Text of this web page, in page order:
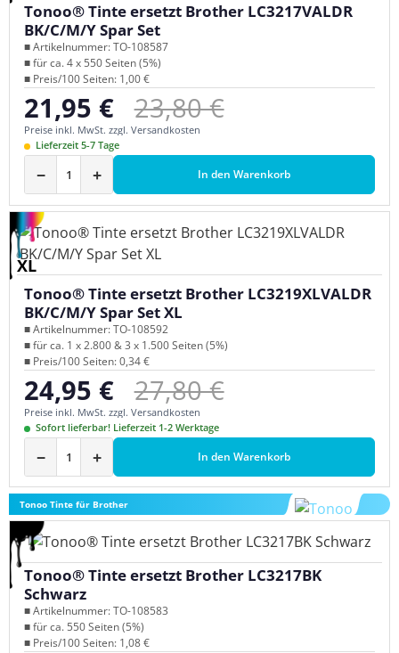
Tonoo® Tinte ersetzt Brother LC3217VALDR
BK/C/M/Y Spar Set
■ Artikelnummer: TO-108587
■ für ca. 4 x 550 Seiten (5%)
■ Preis/100 Seiten: 1,00 €
Verkaufspreis:
21,95 € Regulärer Preis:
23,80 €
Preise inkl. MwSt. zzgl. Versandkosten
Lieferzeit 5-7 Tage
− + In den Warenkorb
XL
Tonoo® Tinte ersetzt Brother LC3219XLVALDR
BK/C/M/Y Spar Set XL
■ Artikelnummer: TO-108592
■ für ca. 1 x 2.800 & 3 x 1.500 Seiten (5%)
■ Preis/100 Seiten: 0,34 €
Verkaufspreis:
24,95 € Regulärer Preis:
27,80 €
Preise inkl. MwSt. zzgl. Versandkosten
Sofort lieferbar! Lieferzeit 1-2 Werktage
− + In den Warenkorb
Tonoo Tinte für Brother
Tonoo® Tinte ersetzt Brother LC3217BK
Schwarz
■ Artikelnummer: TO-108583
■ für ca. 550 Seiten (5%)
■ Preis/100 Seiten: 1,08 €